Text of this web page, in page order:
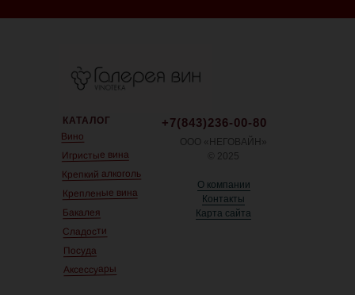
КАТАЛОГ
Вино
Игристые вина
Крепкий алкоголь
Крепленые вина
Бакалея
Сладости
Посуда
Аксессуары
ООО «НЕГОВАЙН»
© 2025
О компании
Контакты
Карта сайта
+7(843)236-00-80